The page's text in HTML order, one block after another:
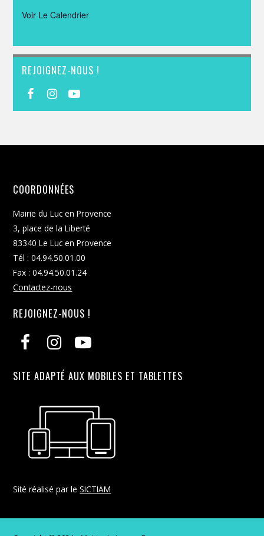
Voir Le Calendrier
REJOIGNEZ-NOUS !
COORDONNÉES
Mairie du Luc en Provence
3, place de la Liberté
83340 Le Luc en Provence
Tél : 04.94.50.01.00
Fax : 04.94.50.01.24
Contactez-nous
REJOIGNEZ-NOUS !
SITE ADAPTÉ AUX MOBILES ET TABLETTES
Sité réalisé par leSICTIAM